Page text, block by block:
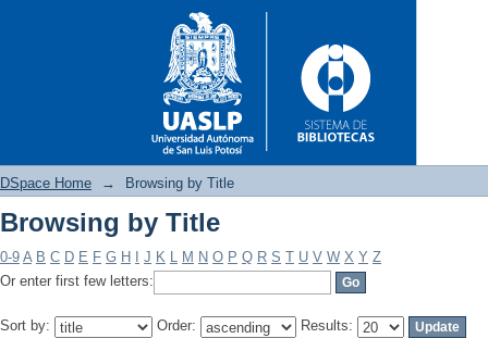
Browsing by Title
DSpace Home → Browsing by Title
Browsing by Title
0-9 A B C D E F G H J K L M N O P Q R S T U V W X Y Z
Or enter first few letters:
Sort by: Order: Results: